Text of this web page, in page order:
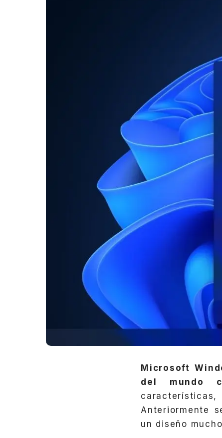
Microsoft
del mundo
Anteriormente
un diseño